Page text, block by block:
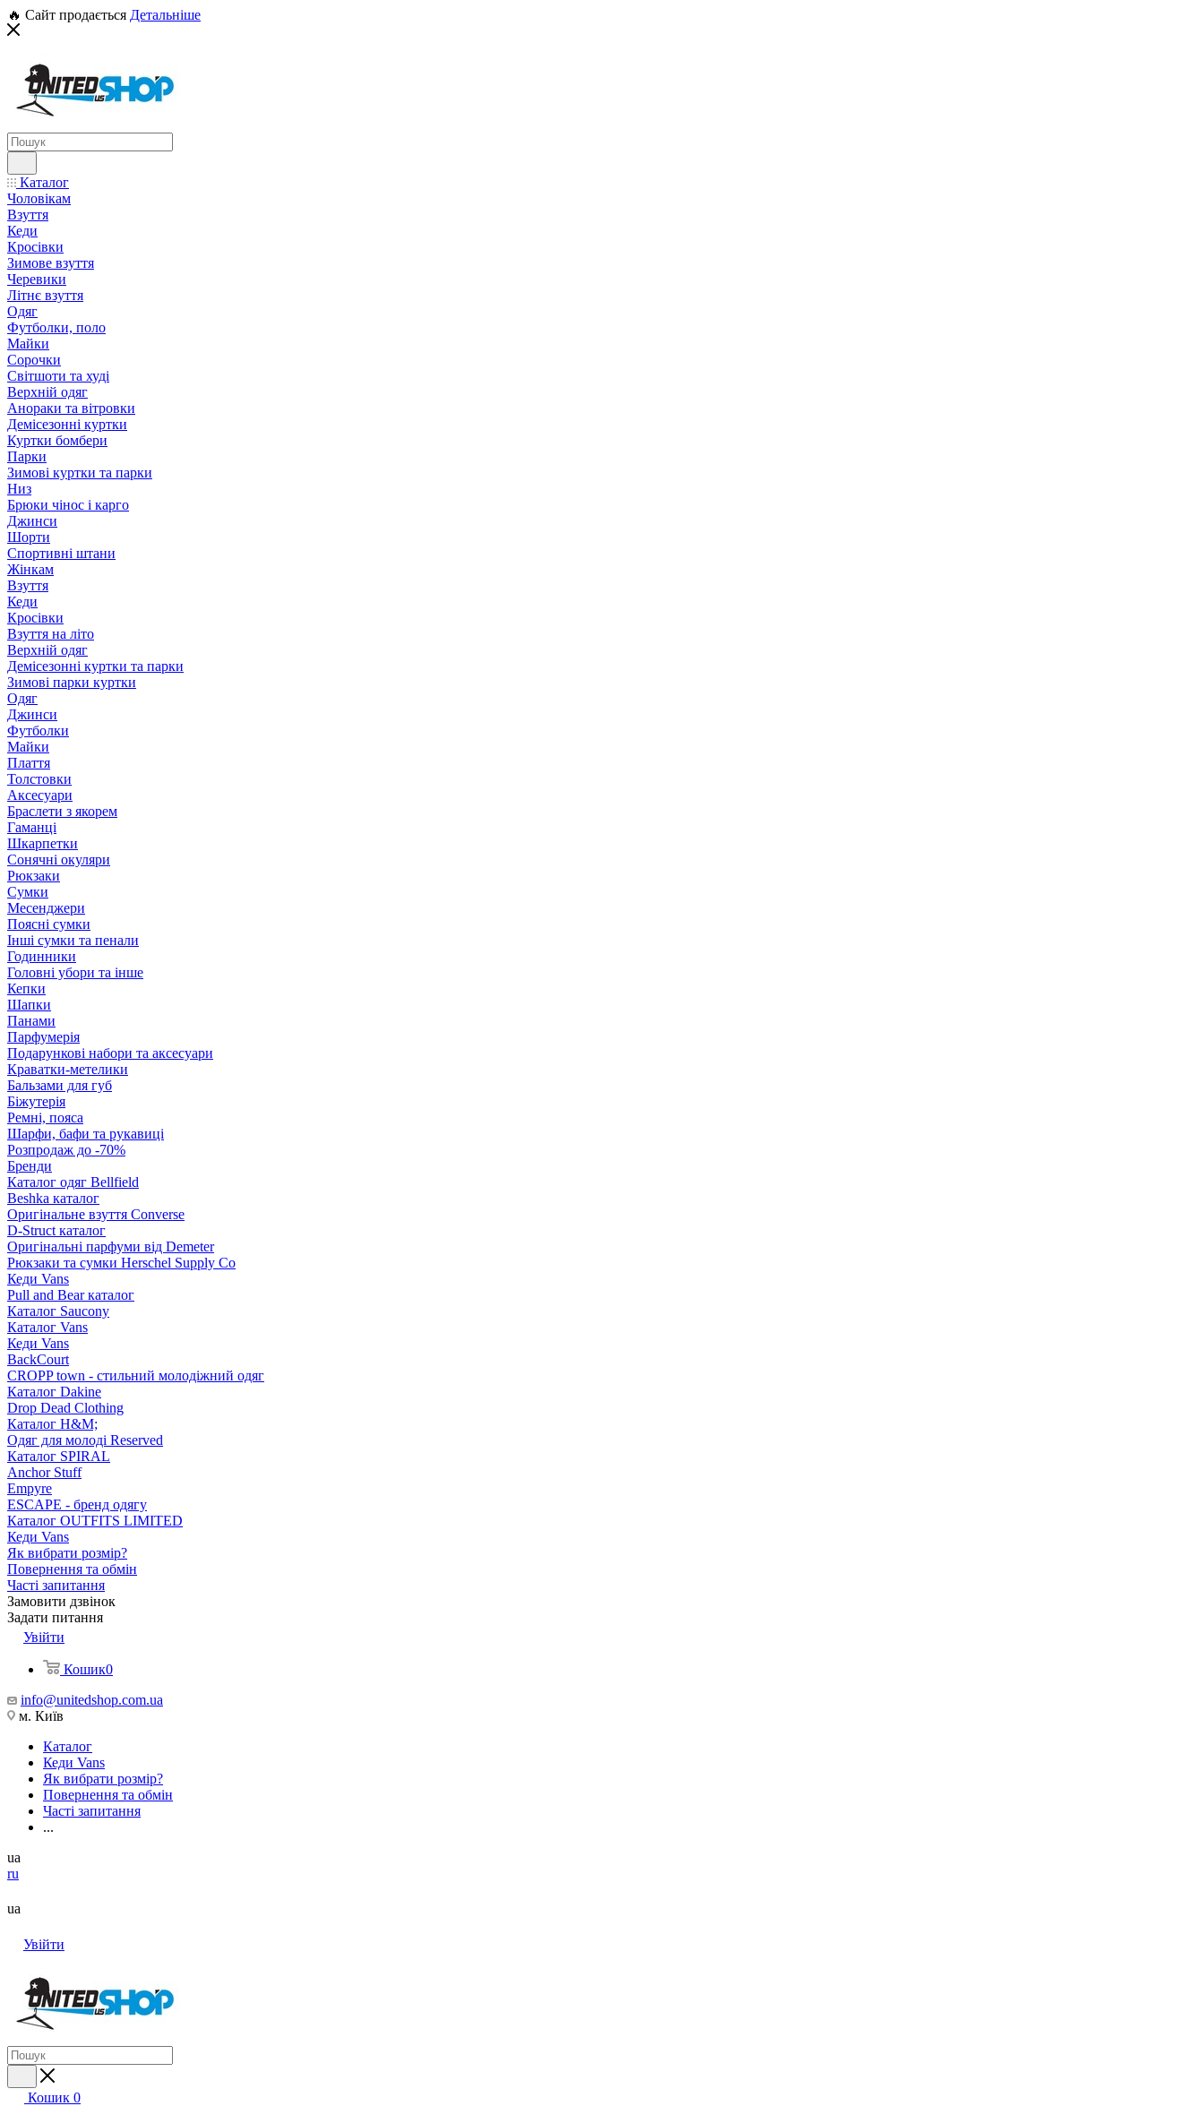
🔥 Сайт продається Детальніше
Каталог
Чоловікам
Взуття
Кеди
Кросівки
Зимове взуття
Черевики
Літнє взуття
Одяг
Футболки, поло
Майки
Сорочки
Світшоти та худі
Верхній одяг
Анораки та вітровки
Демісезонні куртки
Куртки бомбери
Парки
Зимові куртки та парки
Низ
Брюки чінос і карго
Джинси
Шорти
Спортивні штани
Жінкам
Взуття
Кеди
Кросівки
Взуття на літо
Верхній одяг
Демісезонні куртки та парки
Зимові парки куртки
Одяг
Джинси
Футболки
Майки
Плаття
Толстовки
Аксесуари
Браслети з якорем
Гаманці
Шкарпетки
Сонячні окуляри
Рюкзаки
Сумки
Месенджери
Поясні сумки
Інші сумки та пенали
Годинники
Головні убори та інше
Кепки
Шапки
Панами
Парфумерія
Подарункові набори та аксесуари
Краватки-метелики
Бальзами для губ
Біжутерія
Ремні, пояса
Шарфи, бафи та рукавиці
Розпродаж до -70%
Бренди
Каталог одяг Bellfield
Beshka каталог
Оригінальне взуття Converse
D-Struct каталог
Оригінальні парфуми від Demeter
Рюкзаки та сумки Herschel Supply Co
Кеди Vans
Pull and Bear каталог
Каталог Saucony
Каталог Vans
Кеди Vans
BackCourt
CROPP town - стильний молодіжний одяг
Каталог Dakine
Drop Dead Clothing
Каталог H&M;
Одяг для молоді Reserved
Каталог SPIRAL
Anchor Stuff
Empyre
ESCAPE - бренд одягу
Каталог OUTFITS LIMITED
Кеди Vans
Як вибрати розмір?
Повернення та обмін
Часті запитання
Замовити дзвінок
Задати питання
Увійти
Кошик0
info@unitedshop.com.ua
м. Київ
Каталог
Кеди Vans
Як вибрати розмір?
Повернення та обмін
Часті запитання
...
ua
ru
ua
Увійти
Кошик 0